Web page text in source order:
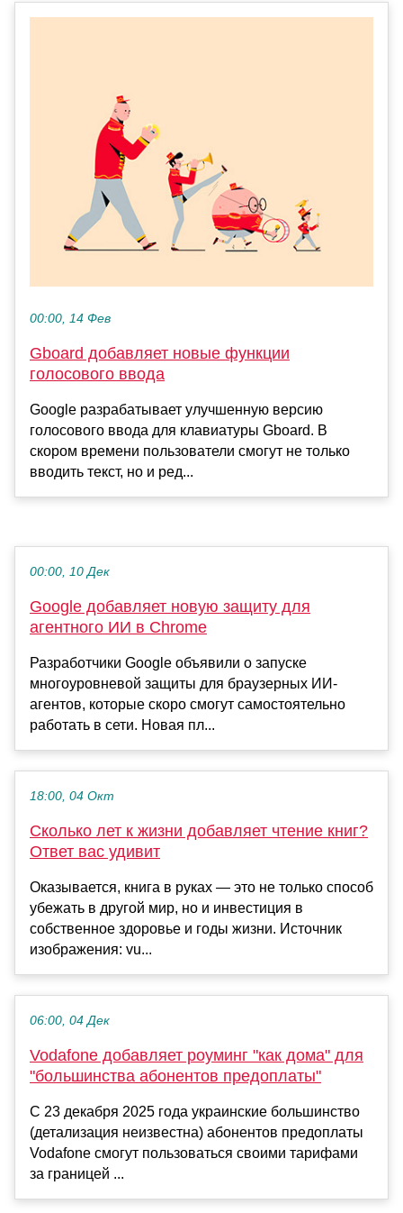
00:00, 14 Фев
Gboard добавляет новые функции
голосового ввода
Google разрабатывает улучшенную версию
голосового ввода для клавиатуры Gboard. В
скором времени пользователи смогут не только
вводить текст, но и ред...
00:00, 10 Дек
Google добавляет новую защиту для
агентного ИИ в Chrome
Разработчики Google объявили о запуске
многоуровневой защиты для браузерных ИИ-
агентов, которые скоро смогут самостоятельно
работать в сети. Новая пл...
18:00, 04 Окт
Сколько лет к жизни добавляет чтение книг?
Ответ вас удивит
Оказывается, книга в руках — это не только способ
убежать в другой мир, но и инвестиция в
собственное здоровье и годы жизни. Источник
изображения: vu...
06:00, 04 Дек
Vodafone добавляет роуминг "как дома" для
"большинства абонентов предоплаты"
С 23 декабря 2025 года украинские большинство
(детализация неизвестна) абонентов предоплаты
Vodafone смогут пользоваться своими тарифами
за границей ...